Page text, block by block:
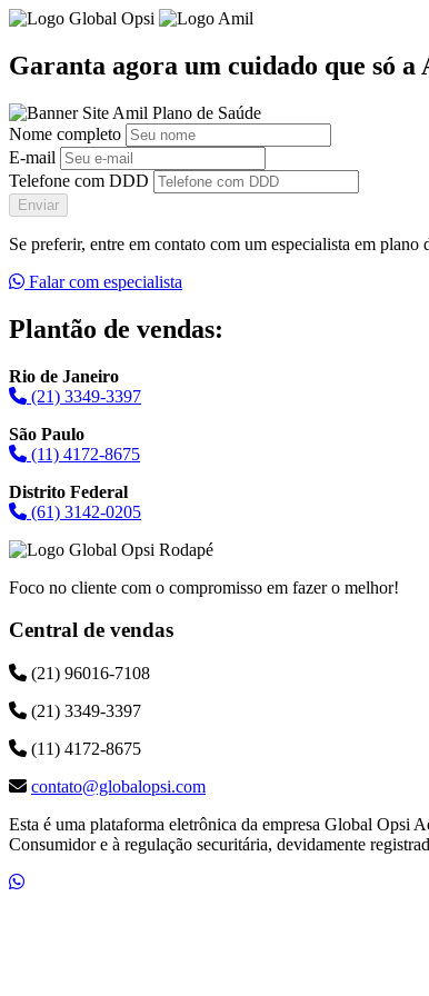
Garanta agora um cuidado que só a
Nome completo
E-mail
Telefone com DDD
Enviar
Se preferir, entre em contato com um especialista em
Falar com especialista
Plantão de vendas:
Rio de Janeiro
(21) 3349-3397
São Paulo
(11) 4172-8675
Distrito Federal
(61) 3142-0205
Foco no cliente com o compromisso em fazer o melhor!
Central de vendas
(21) 96016-7108
(21) 3349-3397
(11) 4172-8675
contato@globalopsi.com
Esta é uma plataforma eletrônica da empresa Global Opsi
Consumidor e à regulação securitária, devidamente